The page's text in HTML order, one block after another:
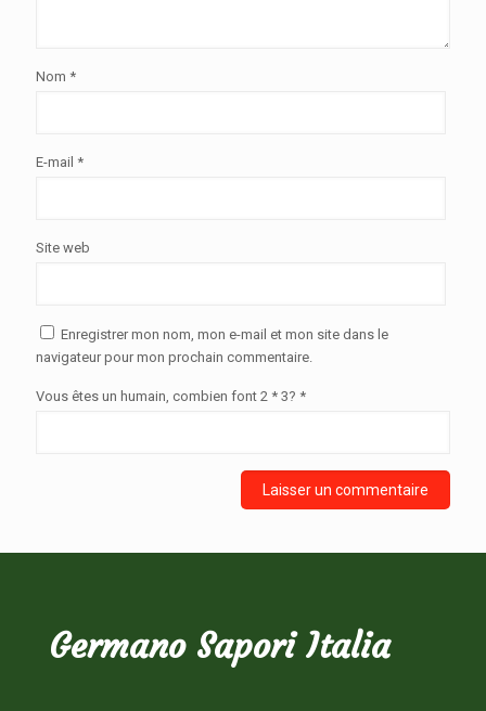
Nom *
E-mail *
Site web
Enregistrer mon nom, mon e-mail et mon site dans le
navigateur pour mon prochain commentaire.
Vous êtes un humain, combien font 2 * 3? *
Germano Sapori Italia